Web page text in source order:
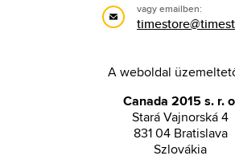
vagy emailben:
A weboldal
Canada 2015 s. r.
Stará Vajnorská 4
831 04 Bratislava
Szlovákia